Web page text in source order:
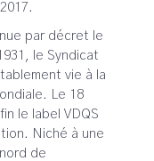
par décret le
le Syndicat
vie à la
Le 18
le label VDQS
Niché à une
de